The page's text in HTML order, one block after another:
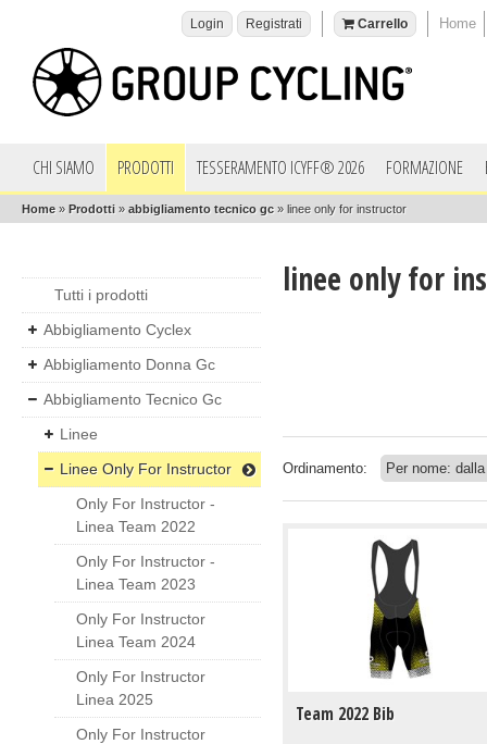
Home
Carrello
Login Registrati
CHI SIAMO PRODOTTI TESSERAMENTO ICYFF® 2026 FORMAZIONE
Home » Prodotti » abbigliamento tecnico gc » linee only for instructor
Tutti i prodotti
Abbigliamento Cyclex
Abbigliamento Donna Gc
Abbigliamento Tecnico Gc
Linee
Linee Only For Instructor
Only For Instructor -
Linea Team 2022
Only For Instructor -
Linea Team 2023
Only For Instructor
Linea Team 2024
Only For Instructor
Linea 2025
Only For Instructor
linee only for
Ordinamento:
Team 2022 Bib